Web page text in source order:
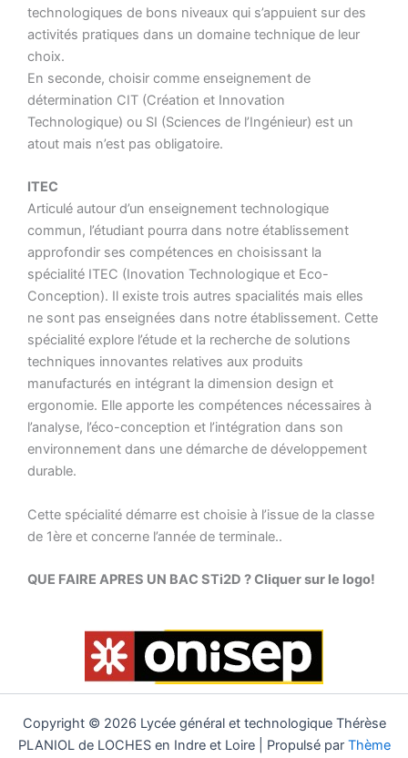
technologiques de bons niveaux qui s’appuient sur des
activités pratiques dans un domaine technique de leur
choix.
En seconde, choisir comme enseignement de
détermination CIT (Création et Innovation
Technologique) ou SI (Sciences de l’Ingénieur) est un
atout mais n’est pas obligatoire.
ITEC
Articulé autour d’un enseignement technologique
commun, l’étudiant pourra dans notre établissement
approfondir ses compétences en choisissant la
spécialité ITEC (Inovation Technologique et Eco-
Conception). Il existe trois autres spacialités mais elles
ne sont pas enseignées dans notre établissement. Cette
spécialité explore l’étude et la recherche de solutions
techniques innovantes relatives aux produits
manufacturés en intégrant la dimension design et
ergonomie. Elle apporte les compétences nécessaires à
l’analyse, l’éco-conception et l’intégration dans son
environnement dans une démarche de développement
durable.
Cette spécialité démarre est choisie à l’issue de la classe
de 1ère et concerne l’année de terminale..
QUE FAIRE APRES UN BAC STi2D ? Cliquer sur le logo!
Copyright © 2026 Lycée général et technologique Thérèse
PLANIOL de LOCHES en Indre et Loire | Propulsé par Thème